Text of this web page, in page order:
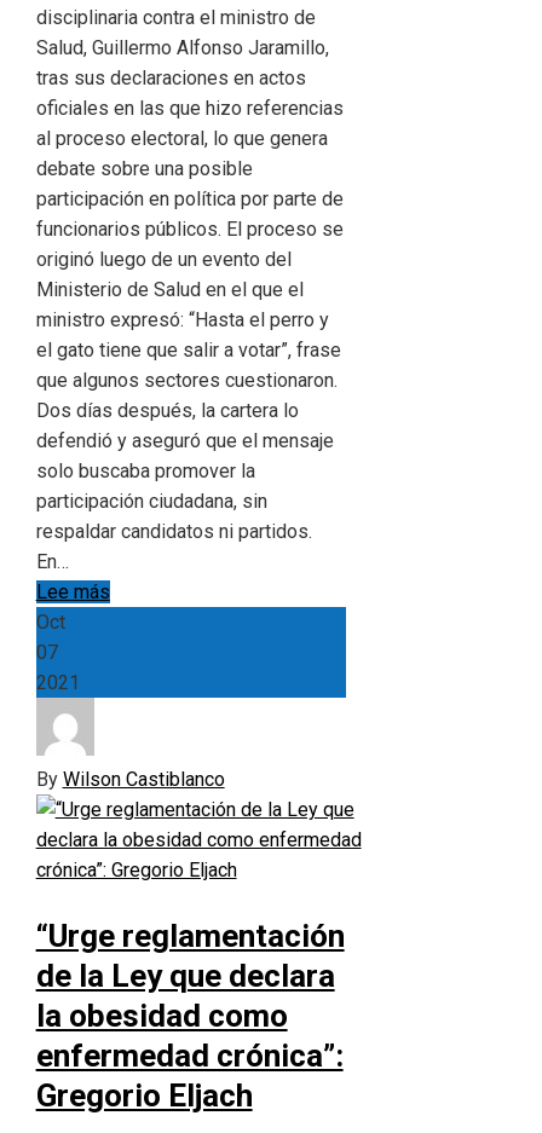
disciplinaria contra el ministro de
Salud, Guillermo Alfonso Jaramillo,
tras sus declaraciones en actos
oficiales en las que hizo referencias
al proceso electoral, lo que genera
debate sobre una posible
participación en política por parte de
funcionarios públicos. El proceso se
originó luego de un evento del
Ministerio de Salud en el que el
ministro expresó: “Hasta el perro y
el gato tiene que salir a votar”, frase
que algunos sectores cuestionaron.
Dos días después, la cartera lo
defendió y aseguró que el mensaje
solo buscaba promover la
participación ciudadana, sin
respaldar candidatos ni partidos.
En…
Lee más
Oct
07
2021
By Wilson Castiblanco
“Urge reglamentación
de la Ley que declara
la obesidad como
enfermedad crónica”:
Gregorio Eljach